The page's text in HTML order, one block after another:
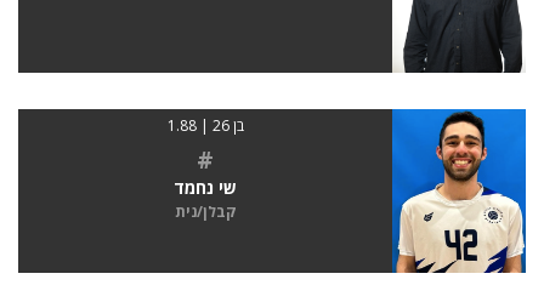
בן 26 | 1.88
#
שי נחמד
קבלן/נית